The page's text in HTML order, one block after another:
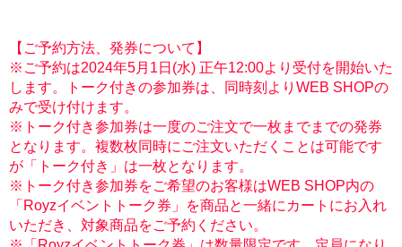
【ご予約方法、発券について】
※ご予約は2024年5月1日(水) 正午12:00より受付を開始いた
します。トーク付きの参加券は、同時刻よりWEB SHOPの
みで受け付けます。
※トーク付き参加券は一度のご注文で一枚までまでの発券
となります。複数枚同時にご注文いただくことは可能です
が「トーク付き」は一枚となります。
※トーク付き参加券をご希望のお客様はWEB SHOP内の
「Royzイベントトーク券」を商品と一緒にカートにお入れ
いただき、対象商品をご予約ください。